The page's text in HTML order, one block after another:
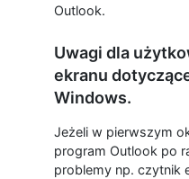
Outlook.
Uwagi dla
ekranu
Windows.
Jeżeli w pierwszym
program Outlook po
problemy np. czytnik